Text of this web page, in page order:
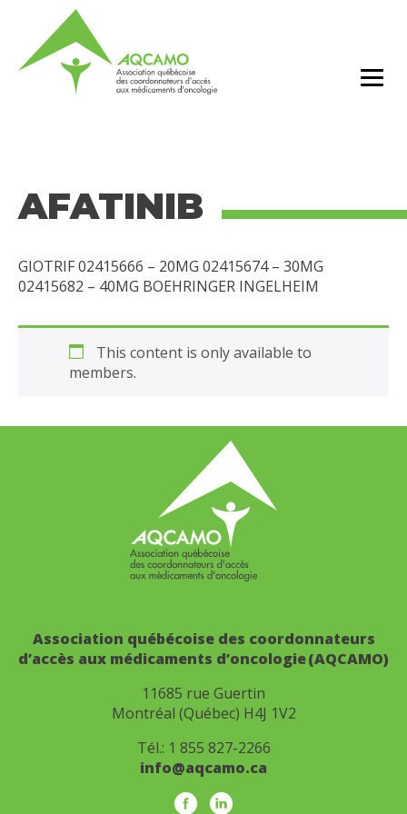
AFATINIB
GIOTRIF 02415666 – 20MG 02415674 – 30MG
02415682 – 40MG BOEHRINGER INGELHEIM
This content is only available to
members.
Association québécoise des coordonnateurs
d’accès aux médicaments d’oncologie (AQCAMO)
11685 rue Guertin
Montréal (Québec) H4J 1V2
Tél.: 1 855 827-2266
info@aqcamo.ca